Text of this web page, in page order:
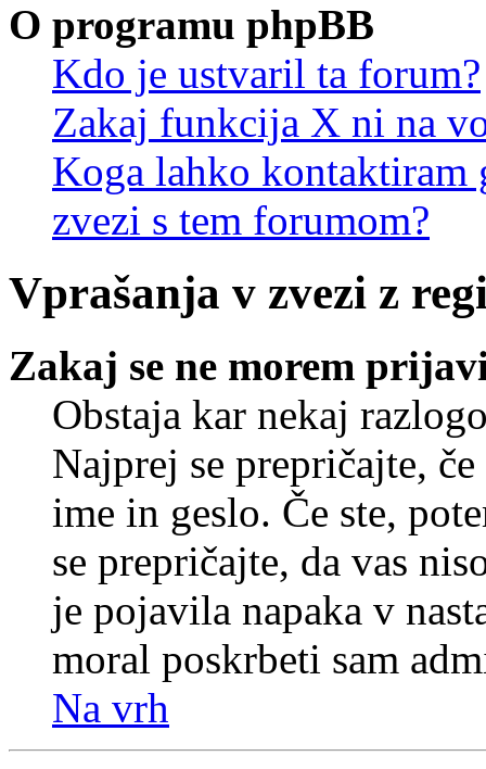
O programu phpBB
Kdo je ustvaril ta forum?
Zakaj funkcija X ni na
Koga lahko kontaktiram
zvezi s tem forumom?
Vprašanja v zvezi z
Zakaj se ne morem
Obstaja kar nekaj
Najprej se prepričajte,
ime in geslo. Če ste,
se prepričajte, da vas
je pojavila napaka v
moral poskrbeti sam
Na vrh